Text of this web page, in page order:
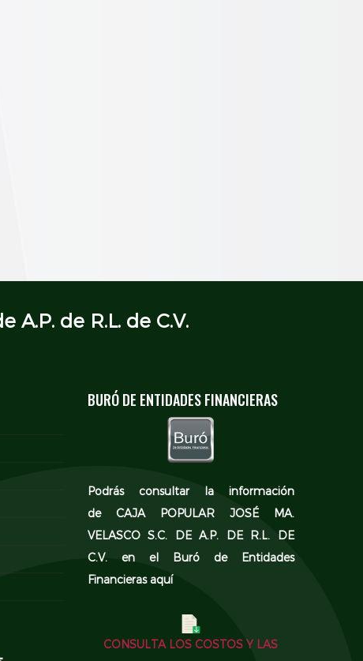
A.P. de R.L. de C.V.
BURÓ DE ENTIDADES FINANCIERAS
Podrás consultar la información
de CAJA POPULAR JOSÉ MA.
VELASCO S.C. DE A.P. DE R.L. DE
C.V. en el
Buró de Entidades
Financieras aquí
CONSULTA LOS COSTOS Y LAS